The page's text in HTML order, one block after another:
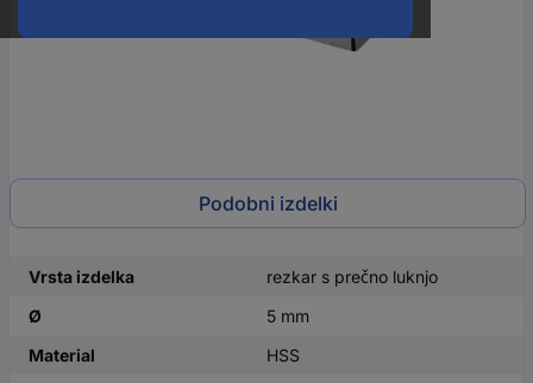
Podobni izdelki
Vrsta izdelka
rezkar s prečno luknjo
Ø
5 mm
Material
HSS